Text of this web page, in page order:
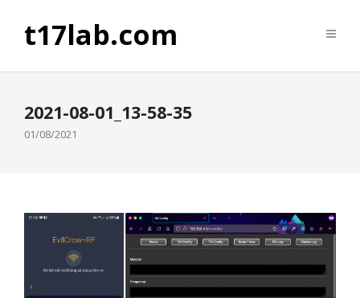
t17lab.com
2021-08-01_13-58-35
01/08/2021